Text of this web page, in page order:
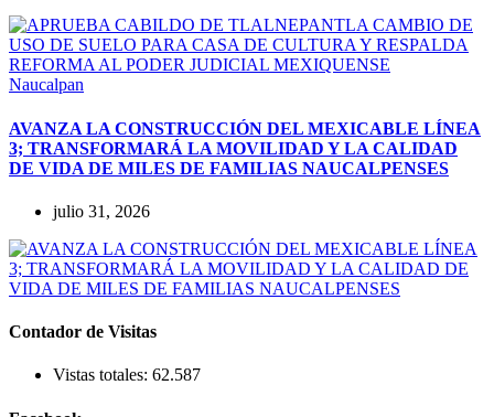
Naucalpan
AVANZA LA CONSTRUCCIÓN DEL MEXICABLE LÍNEA
3; TRANSFORMARÁ LA MOVILIDAD Y LA CALIDAD
DE VIDA DE MILES DE FAMILIAS NAUCALPENSES
julio 31, 2026
Contador de Visitas
Vistas totales: 62.587